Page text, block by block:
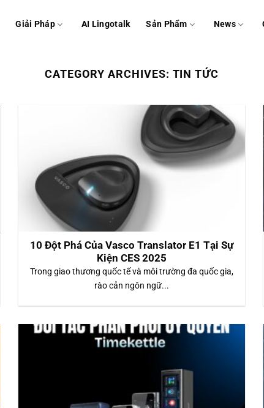
Giải Pháp AI Lingotalk Sản Phẩm News
CATEGORY ARCHIVES: TIN TỨC
10 Đột Phá Của Vasco Translator E1 Tại Sự
Kiện CES 2025
Trong giao thương quốc tế và môi trường đa quốc gia,
rào cản ngôn ngữ...